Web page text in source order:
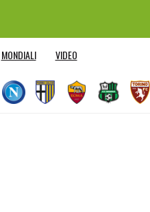
MONDIALI VIDEO